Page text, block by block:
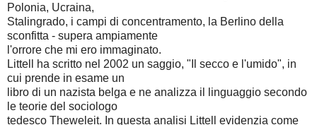
Polonia, Ucraina,
Stalingrado, i campi di concentramento, la Berlino della
sconfitta - supera ampiamente
l'orrore che mi ero immaginato.
Littell ha scritto nel 2002 un saggio, "Il secco e l'umido", in
cui prende in esame un
libro di un nazista belga e ne analizza il linguaggio secondo
le teorie del sociologo
tedesco Theweleit. In questa analisi Littell evidenzia come